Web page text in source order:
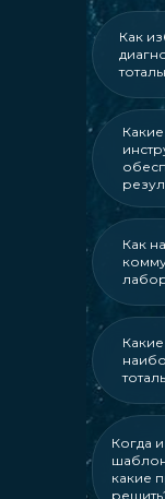
Как
Как
Когда
какие